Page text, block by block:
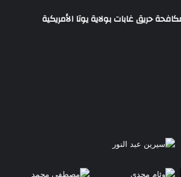
حريق غابات بولاية يوتا الأمريكية